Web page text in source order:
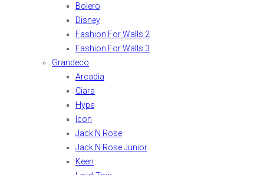
Bolero
Disney
Fashion For Walls 2
Fashion For Walls 3
Grandeco
Arcadia
Ciara
Hype
Icon
Jack N Rose
Jack N Rose Junior
Keen